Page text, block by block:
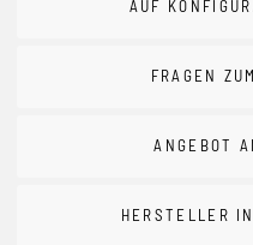
AUF
FRAGEN
ANGEBOT
HERSTELLER